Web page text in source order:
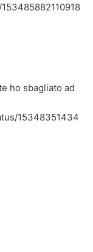
ho sbagliato ad
15348351434